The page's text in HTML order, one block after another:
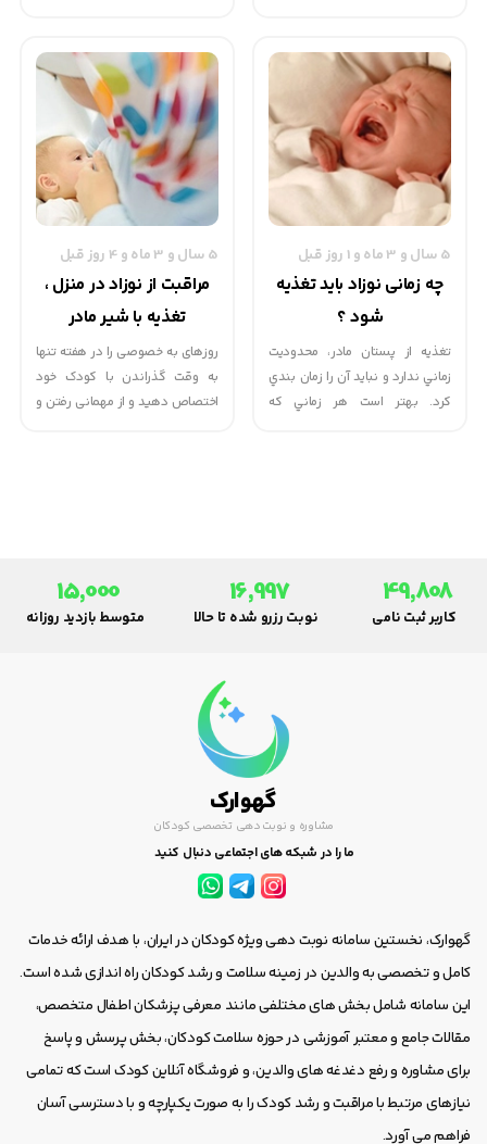
مناسبي داشته باشند.
شیردهی مادر وجود دارد که مادر
می تواند از این پوزیشن ها برای
تغذیه نوزاد خود استفاده کند.
5 سال و 3 ماه و 1 روز قبل
چه زمانی نوزاد باید تغذیه
شود ؟
تغذيه از پستان مادر، محدوديت
زماني ندارد و نبايد آن را زمان بندي
كرد. بهتر است هر زماني كه
5 سال و 3 ماه و 4 روز قبل
مراقبت از نوزاد در منزل ،
تغذیه با شیر مادر
روزهای به خصوصی را در هفته تنها
به وقت گذراندن با کودک خود
اختصاص دهید و از مهمانی رفتن و
49,808
کاربر ثبت نامی
16,997
نوبت رزرو شده تا حالا
15,000
متوسط بازدید روزانه
گهوارک
مشاوره و نوبت دهی تخصصی کودکان
ما را در شبکه های اجتماعی دنبال کنید
گهوارک، نخستین سامانه نوبت دهی ویژه کودکان در ایران، با هدف ارائه خدمات
کامل و تخصصی به والدین در زمینه سلامت و رشد کودکان راه اندازی شده است.
این سامانه شامل بخش های مختلفی مانند معرفی پزشکان اطفال متخصص،
مقالات جامع و معتبر آموزشی در حوزه سلامت کودکان، بخش پرسش و پاسخ
برای مشاوره و رفع دغدغه های والدین، و فروشگاه آنلاین کودک است که تمامی
نیازهای مرتبط با مراقبت و رشد کودک را به صورت یکپارچه و با دسترسی آسان
فراهم می آورد.